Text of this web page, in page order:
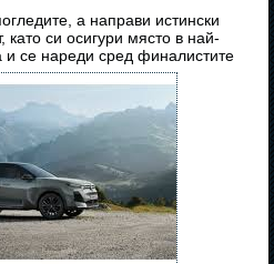
а направи истински
си осигури място в най-
и се нареди сред финалистите